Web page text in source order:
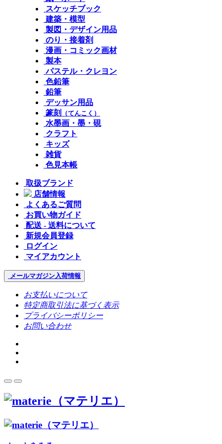
スケッチブック
建築・模型
製図・デザイン用品
のり・接着剤
漫画・コミック画材
製本
パステル・クレヨン
色鉛筆
鉛筆
デッサン用品
篆刻
（てんこく）
水墨画・墨・硯
クラフト
キッズ
雑貨
色見本帳
取扱ブランド
店舗情報
よくあるご質問
お買い物ガイド
配送 - 送料について
新規会員登録
ログイン
マイアカウント
メールマガジン入荷情報
お支払いについて
特定商取引法に基づく表示
プライバシーポリシー
お問い合わせ